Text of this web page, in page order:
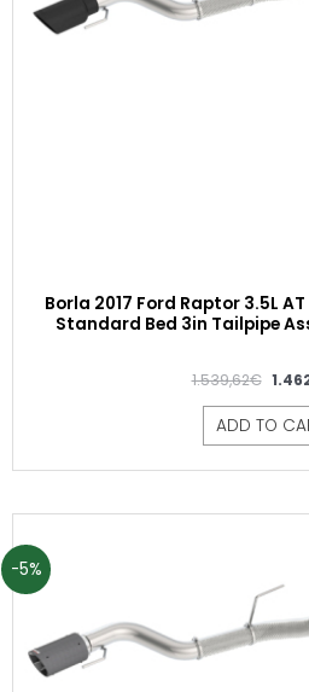
Borla 2017 Ford Raptor 3.5L
Standard Bed 3in Tailpipe
1.539,62€
ADD TO
-5%